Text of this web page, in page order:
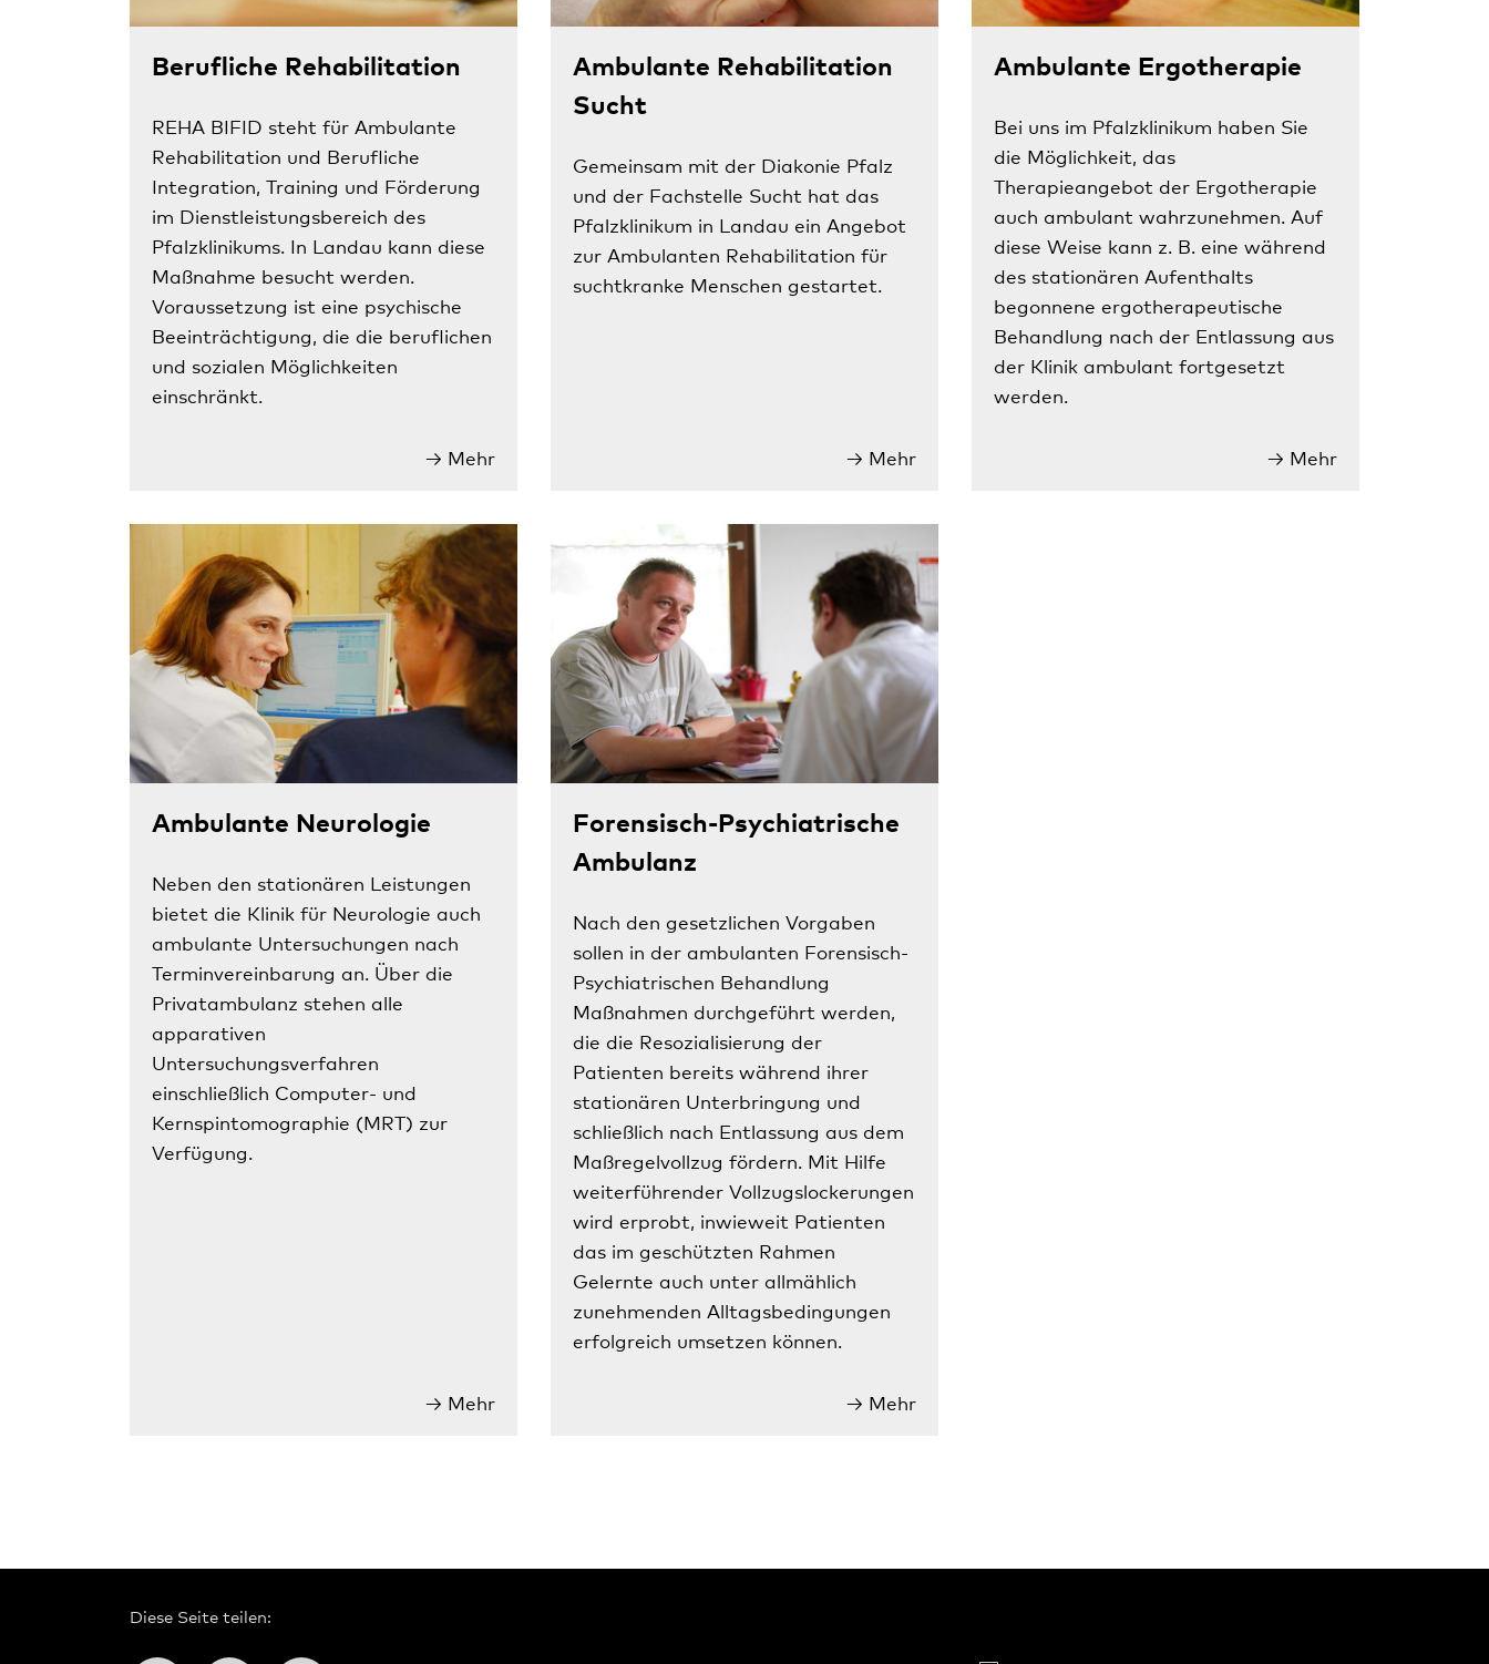
Berufliche Rehabilitation
REHA BIFID steht für Ambulante
Rehabilitation und Berufliche
Integration, Training und Förderung
im Dienstleistungsbereich des
Pfalzklinikums. In Landau kann diese
Maßnahme besucht werden.
Voraussetzung ist eine psychische
Beeinträchtigung, die die beruflichen
und sozialen Möglichkeiten
einschränkt.
Mehr
Ambulante Rehabilitation
Sucht
Gemeinsam mit der Diakonie Pfalz
und der Fachstelle Sucht hat das
Pfalzklinikum in Landau ein Angebot
zur Ambulanten Rehabilitation für
suchtkranke Menschen gestartet.
Mehr
Ambulante Ergotherapie
Bei uns im Pfalzklinikum haben Sie
die Möglichkeit, das
Therapieangebot der Ergotherapie
auch ambulant wahrzunehmen. Auf
diese Weise kann z. B. eine während
des stationären Aufenthalts
begonnene ergotherapeutische
Behandlung nach der Entlassung aus
der Klinik ambulant fortgesetzt
werden.
Mehr
Ambulante Neurologie
Neben den stationären Leistungen
bietet die Klinik für Neurologie auch
ambulante Untersuchungen nach
Terminvereinbarung an. Über die
Privatambulanz stehen alle
apparativen
Untersuchungsverfahren
einschließlich Computer- und
Kernspintomographie (MRT) zur
Verfügung.
Mehr
Forensisch-Psychiatrische
Ambulanz
Nach den gesetzlichen Vorgaben
sollen in der ambulanten Forensisch-
Psychiatrischen Behandlung
Maßnahmen durchgeführt werden,
die die Resozialisierung der
Patienten bereits während ihrer
stationären Unterbringung und
schließlich nach Entlassung aus dem
Maßregelvollzug fördern. Mit Hilfe
weiterführender Vollzugslockerungen
wird erprobt, inwieweit Patienten
das im geschützten Rahmen
Gelernte auch unter allmählich
zunehmenden Alltagsbedingungen
erfolgreich umsetzen können.
Mehr
Diese Seite teilen: